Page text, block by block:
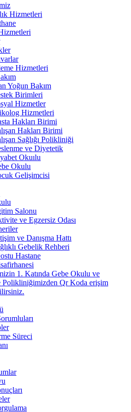
Hizmetleri
Hizmetleri
Yoğun Bakım
Birimleri
Hizmetler
Hizmetleri
Hakları Birimi
Hakları Birimi
Sağlığı Polikliniği
ve Diyetetik
Okuılu
Okulu
Gelişimcisi
Salonu
ve Egzersiz Odası
ve Danışma Hattı
Gebelik Rehberi
Hastane
1. Katında Gebe Okulu ve
Polikliniğimizden Qr Koda erişim
Süreci